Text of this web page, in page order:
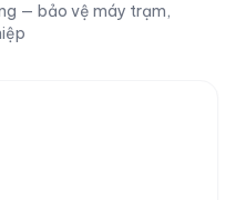
— bảo vệ máy trạm,